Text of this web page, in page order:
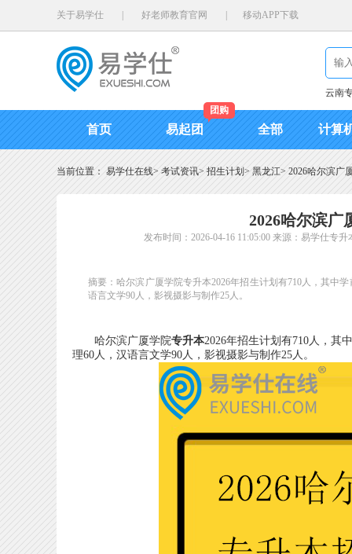
关于易学仕 好老师教育官网 移动APP下载
云南
首页 易起团
团购
全部 计算
当前位置： 易学仕在线> 考试资讯> 招生计划 > 黑龙江> 2026哈尔滨广
2026哈尔滨广
发布时间：2026-04-16 11:05:00 来源：易学仕专升
摘要：哈尔滨广厦学院专升本2026年招生计划有710人，其中
语言文学90人，影视摄影与制作25人。
哈尔滨广厦学院专升本2026年招生计划有710人，其
理60人，汉语言文学90人，影视摄影与制作25人。